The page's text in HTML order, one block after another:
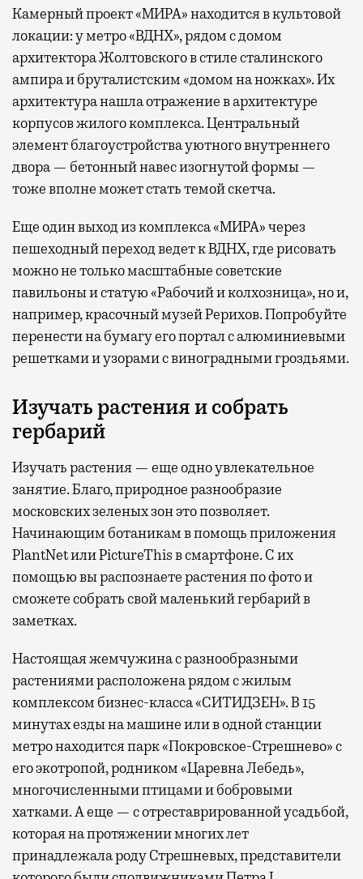
Камерный проект «МИРА» находится в культовой
локации: у метро «ВДНХ», рядом с домом
архитектора Жолтовского в стиле сталинского
ампира и бруталистским «домом на ножках». Их
архитектура нашла отражение в архитектуре
корпусов жилого комплекса. Центральный
элемент благоустройства уютного внутреннего
двора — бетонный навес изогнутой формы —
тоже вполне может стать темой скетча.
Еще один выход из комплекса «МИРА» через
пешеходный переход ведет к ВДНХ, где рисовать
можно не только масштабные советские
павильоны и статую «Рабочий и колхозница», но и,
например, красочный музей Рерихов. Попробуйте
перенести на бумагу его портал с алюминиевыми
решетками и узорами с виноградными гроздьями.
Изучать растения и собрать
гербарий
Изучать растения — еще одно увлекательное
занятие. Благо, природное разнообразие
московских зеленых зон это позволяет.
Начинающим ботаникам в помощь приложения
PlantNet или PictureThis в смартфоне. С их
помощью вы распознаете растения по фото и
сможете собрать свой маленький гербарий в
заметках.
Настоящая жемчужина с разнообразными
растениями расположена рядом с жилым
комплексом бизнес-класса «СИТИДЗЕН». В 15
минутах езды на машине или в одной станции
метро находится парк «Покровское-Стрешнево» с
его экотропой, родником «Царевна Лебедь»,
многочисленными птицами и бобровыми
хатками. А еще — с отреставрированной усадьбой,
которая на протяжении многих лет
принадлежала роду Стрешневых, представители